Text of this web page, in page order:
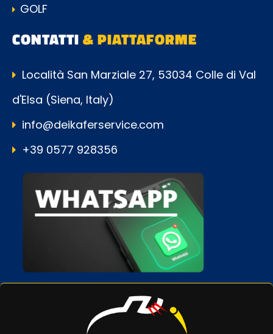
GOLF
CONTATTI& PIATTAFORME
Località San Marziale 27, 53034 Colle di Val
d'Elsa (Siena, Italy)
info@deikaferservice.com
+39 0577 928356